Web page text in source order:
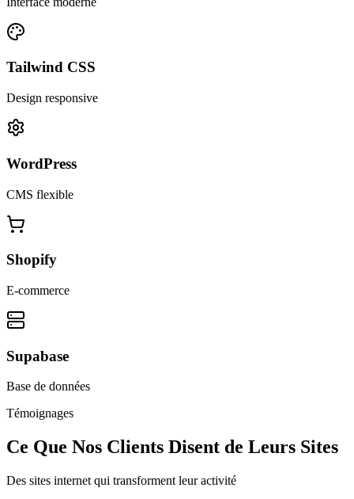
Tailwind CSS
Design responsive
WordPress
CMS flexible
Shopify
E-commerce
Supabase
Base de données
Témoignages
Ce Que Nos Clients Disent de Leurs Sites
Des sites internet qui transforment leur activité